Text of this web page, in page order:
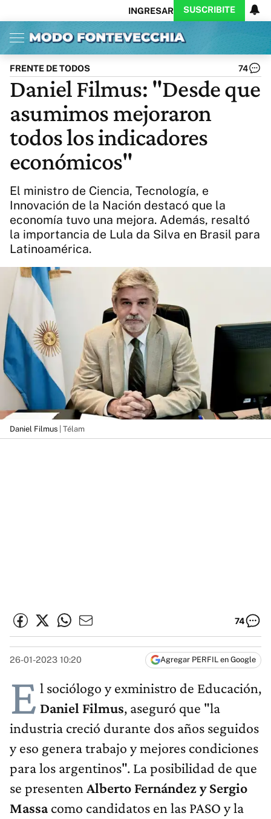
INGRESAR SUSCRIBITE
Inicio Ahora
Opinión
Política
Ciencia
Cultura
Arte
Educación
CARAS
Exitoina
Turismo
Videos
Córdoba
Reperfilar
Business
Noticias
Diario del Juicio
Actualidad
FRENTE DE TODOS 74
Daniel Filmus: "Desde que
asumimos mejoraron
todos los indicadores
económicos"
El ministro de Ciencia, Tecnología, e
Innovación de la Nación destacó que la
economía tuvo una mejora. Además, resaltó
la importancia de Lula da Silva en Brasil para
Latinoamérica.
Daniel Filmus | Télam
74
26-01-2023 10:20 Agregar PERFIL en Google
E l sociólogo y exministro de Educación,
Daniel Filmus, aseguró que "la
industria creció durante dos años seguidos
y eso genera trabajo y mejores condiciones
para los argentinos". La posibilidad de que
se presenten Alberto Fernández y Sergio
Massacomo candidatos en las PASO y la